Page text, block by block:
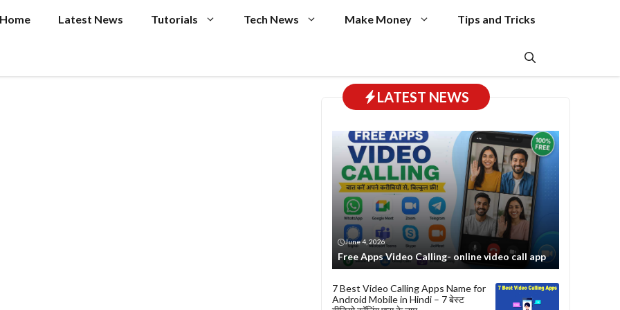
Home Latest News Tutorials Tech News Make Money Tips and Tricks
LATEST NEWS
June 4, 2026
Free Apps Video Calling- online video call app
7 Best Video Calling Apps Name for
Android Mobile in Hindi – 7 बेस्ट